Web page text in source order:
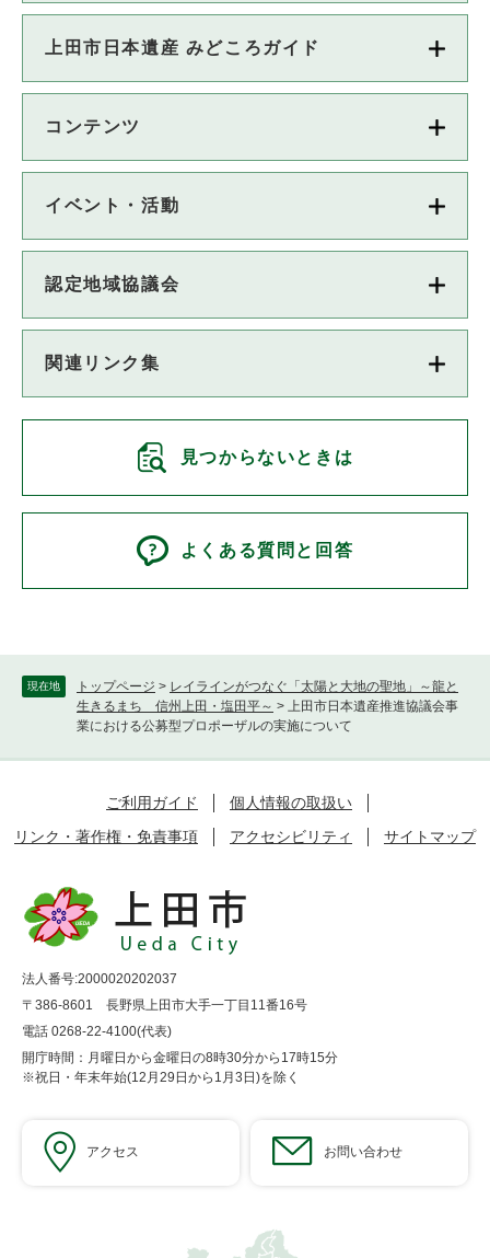
現在地 トップページ > レイラインがつなぐ「太陽と大地の聖地」～龍と
生きるまち 信州上田・塩田平～ >
上田市日本遺産推進協議会事
業における公募型プロポーザルの実施について
上田市日本遺産 みどころガイド
コンテンツ
イベント・活動
認定地域協議会
関連リンク集
見つからないときは
よくある質問と回答
ご利用ガイド
個人情報の取扱い
リンク・著作権・免責事項
アクセシビリティ サイトマップ
法人番号:2000020202037
〒386-8601 長野県上田市大手一丁目11番16号
電話 0268-22-4100(代表)
開庁時間：月曜日から金曜日の8時30分から17時15分
※祝日・年末年始(12月29日から1月3日)を除く
アクセス お問い合わせ